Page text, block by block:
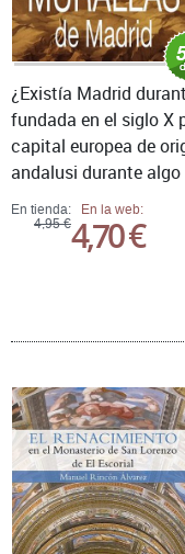
En tienda:
4,95 €
En la web:
4,70 €
¿Existía Madrid
fundada en el siglo X
capital europea de
andalusi durante algo